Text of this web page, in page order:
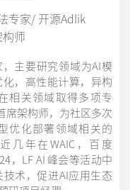
专家/ 开源Adlik
师
主要研究领域为AI模
，高性能计算，异构
相关领域取得多项专
席架构师，为社区多次
优化部署领域相关的
几年在WAIC，百度
，LF AI 峰会等活动中
术，促进AI应用生态